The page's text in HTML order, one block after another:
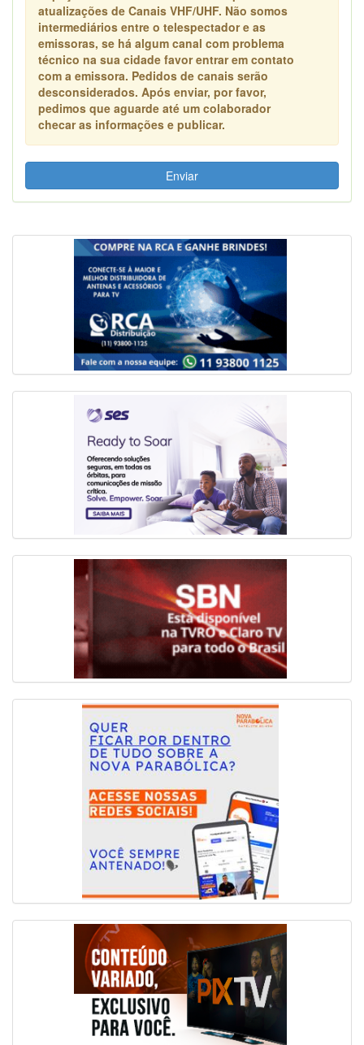
atualizações de Canais VHF/UHF. Não somos
intermediários entre o telespectador e as
emissoras, se há algum canal com problema
técnico na sua cidade favor entrar em contato
com a emissora. Pedidos de canais serão
desconsiderados. Após enviar, por favor,
pedimos que aguarde até um colaborador
checar as informações e publicar.
Enviar